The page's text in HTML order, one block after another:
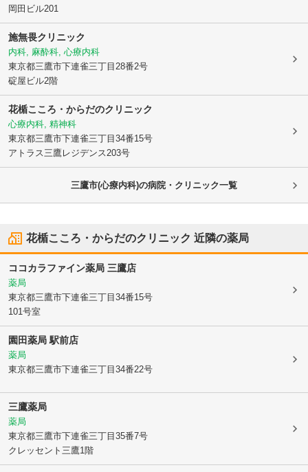
岡田ビル201
施無畏クリニック
内科, 麻酔科, 心療内科
東京都三鷹市下連雀三丁目28番2号
碇屋ビル2階
花楯こころ・からだのクリニック
心療内科, 精神科
東京都三鷹市下連雀三丁目34番15号
アトラス三鷹レジデンス203号
三鷹市(心療内科)の病院・クリニック一覧
花楯こころ・からだのクリニック 近隣の薬局
ココカラファイン薬局 三鷹店
薬局
東京都三鷹市下連雀三丁目34番15号
101号室
園田薬局 駅前店
薬局
東京都三鷹市下連雀三丁目34番22号
三鷹薬局
薬局
東京都三鷹市下連雀三丁目35番7号
クレッセント三鷹1階